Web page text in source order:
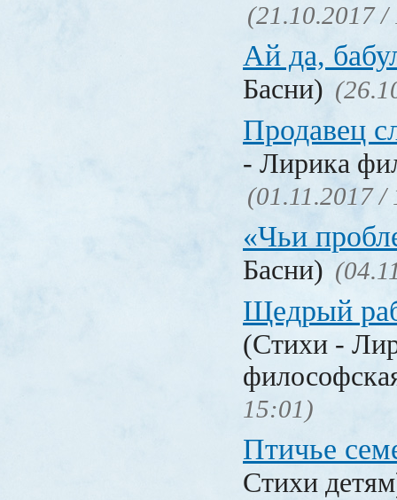
(21.10.2017 /
Ай да,
Басни)
Продавец
- Лирика
(01.11.2017 /
«Чьи
Басни)
Щедрый
(Стихи -
15:01)
Птичье
Стихи